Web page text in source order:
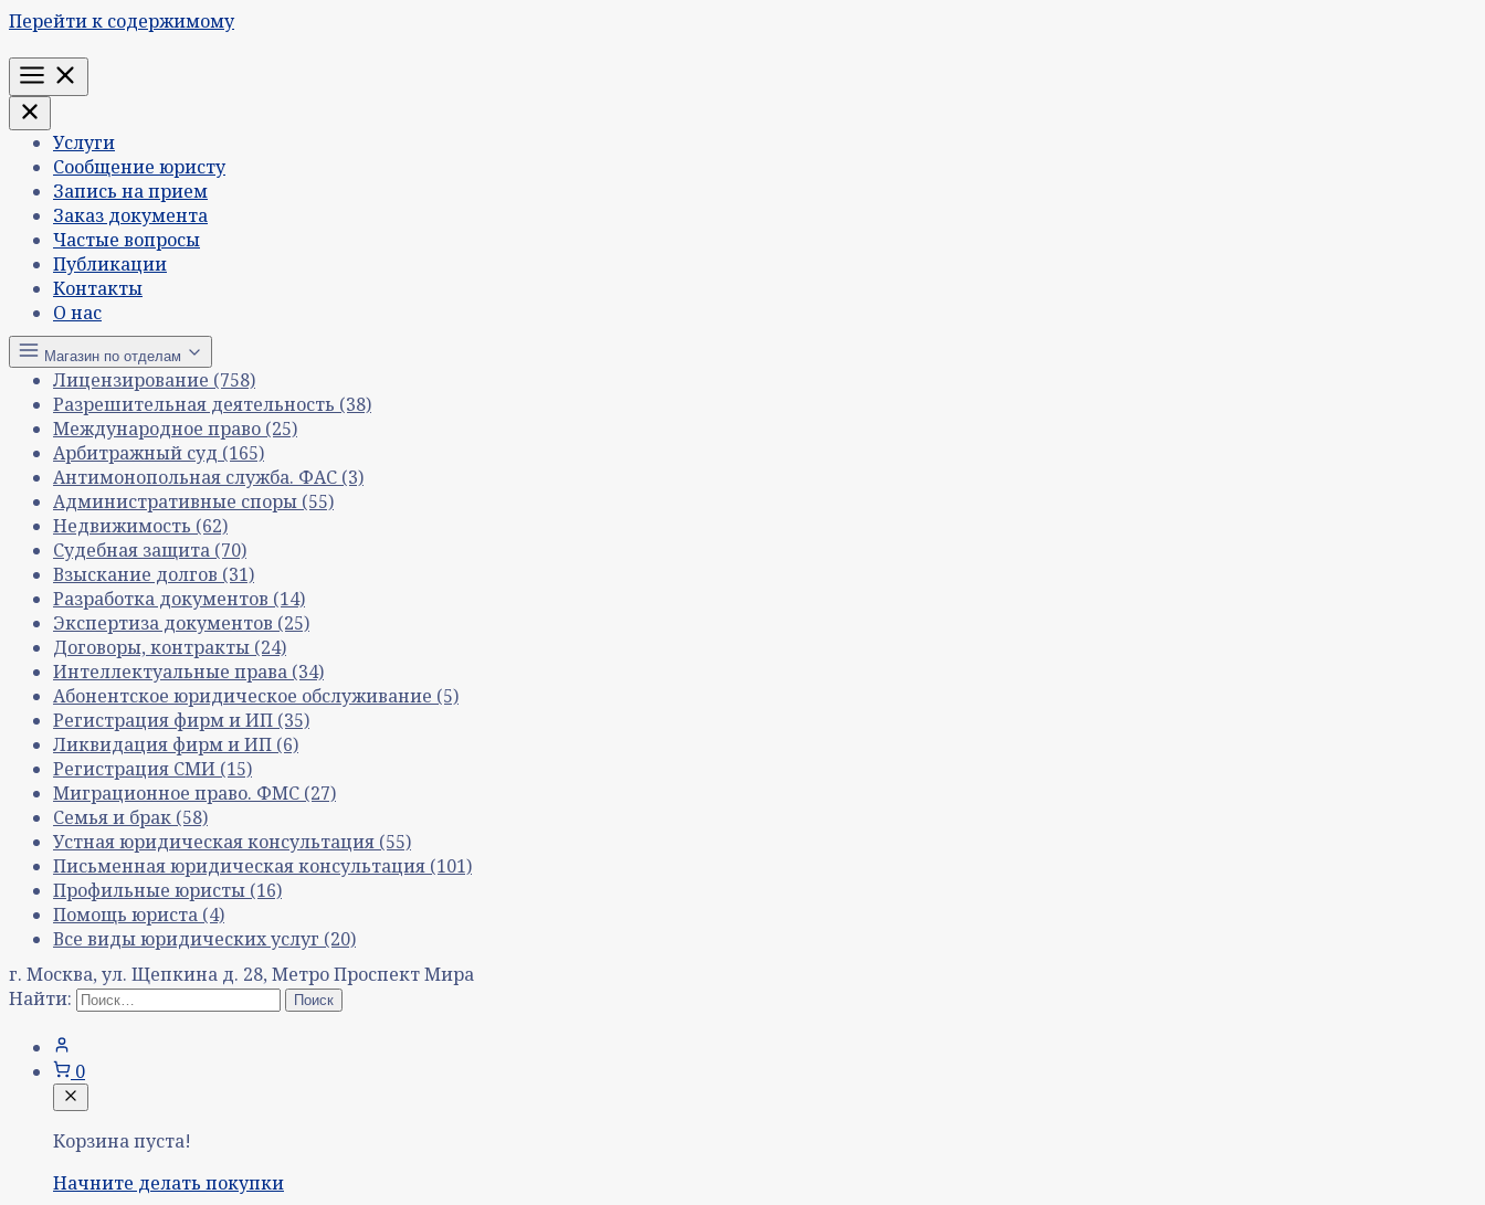
Перейти к содержимому
Меню
Услуги
Сообщение юристу
Запись на прием
Заказ документа
Частые вопросы
Публикации
Контакты
О нас
Магазин по отделам
Лицензирование (758)
Разрешительная деятельность (38)
Международное право (25)
Арбитражный суд (165)
Антимонопольная служба. ФАС (3)
Административные споры (55)
Недвижимость (62)
Судебная защита (70)
Взыскание долгов (31)
Разработка документов (14)
Экспертиза документов (25)
Договоры, контракты (24)
Интеллектуальные права (34)
Абонентское юридическое обслуживание (5)
Регистрация фирм и ИП (35)
Ликвидация фирм и ИП (6)
Регистрация СМИ (15)
Миграционное право. ФМС (27)
Семья и брак (58)
Устная юридическая консультация (55)
Письменная юридическая консультация (101)
Профильные юристы (16)
Помощь юриста (4)
Все виды юридических услуг (20)
г. Москва, ул. Щепкина д. 28, Метро Проспект Мира
Найти:
0
Корзина пуста!
Начните делать покупки